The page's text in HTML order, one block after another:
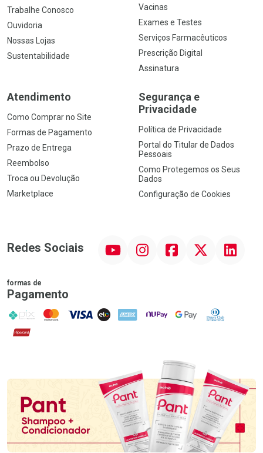
Trabalhe Conosco
Ouvidoria
Nossas Lojas
Sustentabilidade
Vacinas
Exames e Testes
Serviços Farmacêuticos
Prescrição Digital
Assinatura
Atendimento
Como Comprar no Site
Formas de Pagamento
Prazo de Entrega
Reembolso
Troca ou Devolução
Marketplace
Segurança e
Privacidade
Política de Privacidade
Portal do Titular de Dados
Pessoais
Como Protegemos os Seus
Dados
Configuração de Cookies
Redes Sociais InstagramFacebookTwitter Linkedin
formas de
Pagamento
PIX MasterCard
VISA ELO AMEX NuPay Google PayDiners Club
Hipercard
Promoção em Destaque